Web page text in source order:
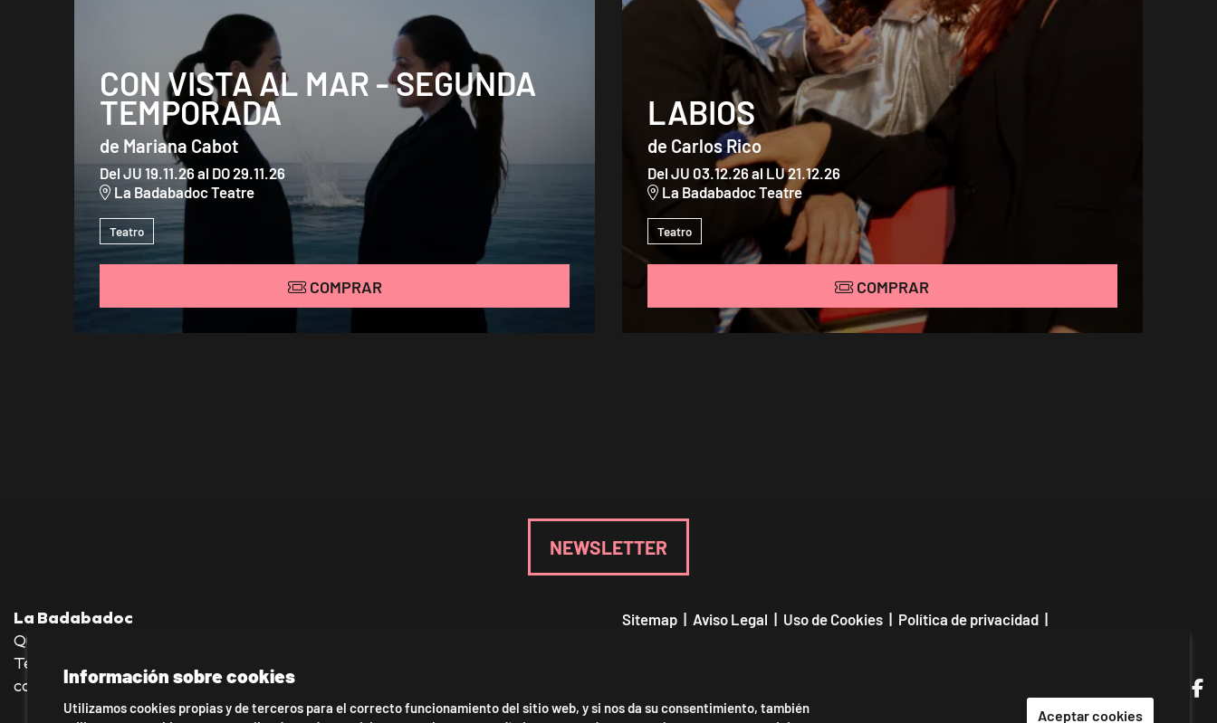
COMPRAR
CON VISTA AL MAR - SEGUNDA
TEMPORADA
de Mariana Cabot
Del JU 19.11.26al DO 29.11.26
La Badabadoc Teatre
Teatro
COMPRAR
LABIOS
de Carlos Rico
Del JU 03.12.26al LU 21.12.26
La Badabadoc Teatre
Teatro
NEWSLETTER
La Badabadoc
Quevedo, 36 baixos—08012 Barcelona
Tel.: 930 245 140—636 176 039
contacto@labadabadoc-teatro.com
Sitemap | Aviso Legal | Uso de Cookies | Política de privacidad |
Link a
Link
Información sobre cookies
Utilizamos cookies propias y de terceros para el correcto funcionamiento del sitio web, y si nos da su consentimiento, también
Aceptar cookies